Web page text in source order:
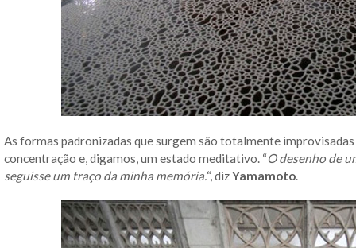
As formas padronizadas que surgem são totalmente
concentração e, digamos, um estado meditativo. “O desenho de
seguisse um traço da minha memória. “, dizYamamoto